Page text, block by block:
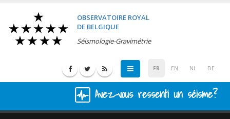
OBSERVATOIRE ROYAL
DE BELGIQUE
Séismologie-Gravimétrie
FR EN NL DE
Avez-vous ressenti un séisme?